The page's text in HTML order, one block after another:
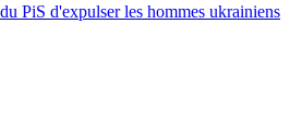
PiS d'expulser les hommes ukrainiens